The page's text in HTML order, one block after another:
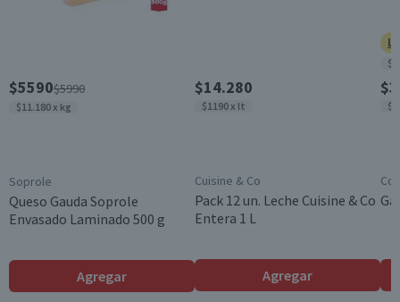
$5590$5990
$11.180 x kg
Soprole
Queso Gauda Soprole
Envasado Laminado 500 g
Agregar
$14.280
$1190 x lt
Cuisine & Co
Pack 12 un. Leche Cuisine & Co
Entera 1 L
Agregar